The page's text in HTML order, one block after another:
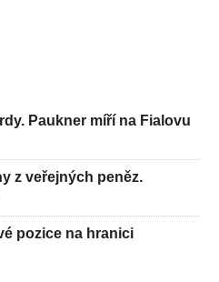
Paukner míří na Fialovu
z veřejných peněz.
pozice na hranici